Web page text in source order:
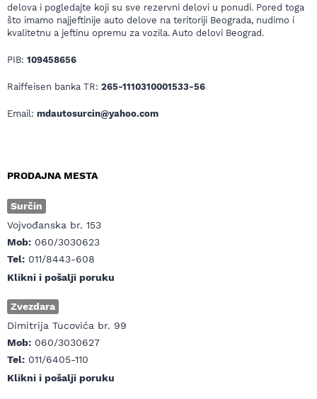
delova i pogledajte koji su sve rezervni delovi u ponudi. Pored toga
što imamo najjeftinije auto delove na teritoriji Beograda, nudimo i
kvalitetnu a jeftinu opremu za vozila. Auto delovi Beograd.
PIB: 109458656
Raiffeisen banka TR: 265-1110310001533-56
Email: mdautosurcin@yahoo.com
PRODAJNA MESTA
Surčin
Vojvođanska br. 153
Mob: 060/3030623
Tel: 011/8443-608
Klikni i pošalji poruku
Zvezdara
Dimitrija Tucovića br. 99
Mob: 060/3030627
Tel: 011/6405-110
Klikni i pošalji poruku